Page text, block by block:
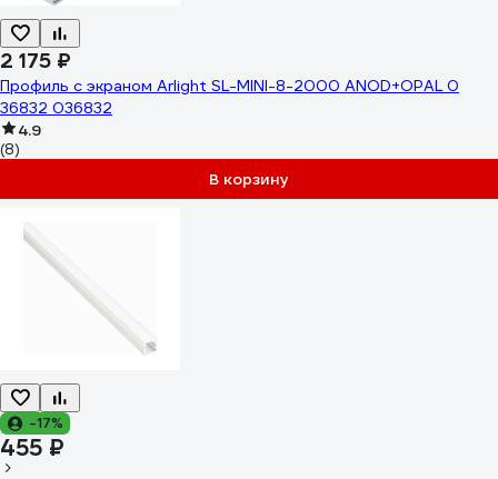
2 175 ₽
Профиль с экраном Arlight SL-MINI-8-2000 ANOD+OPAL 0
36832 036832
4.9
(8)
В корзину
-17%
455 ₽